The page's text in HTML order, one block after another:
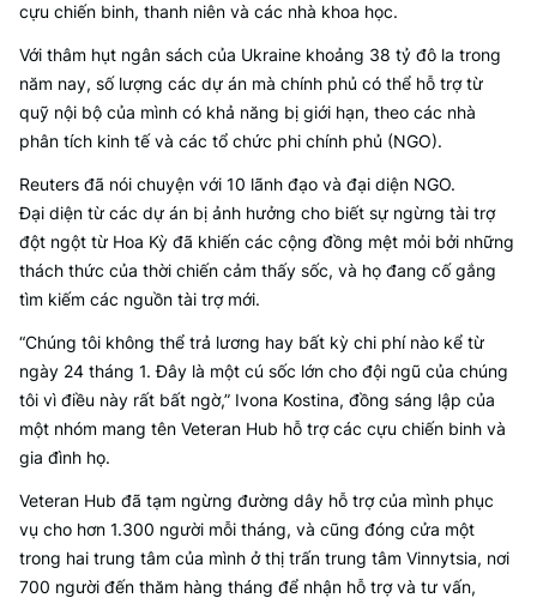
cựu chiến binh, thanh niên và các nhà khoa học.
Với thâm hụt ngân sách của Ukraine khoảng 38 tỷ đô la trong
năm nay, số lượng các dự án mà chính phủ có thể hỗ trợ từ
quỹ nội bộ của mình có khả năng bị giới hạn, theo các nhà
phân tích kinh tế và các tổ chức phi chính phủ (NGO).
Reuters đã nói chuyện với 10 lãnh đạo và đại diện NGO.
Đại diện từ các dự án bị ảnh hưởng cho biết sự ngừng tài trợ
đột ngột từ Hoa Kỳ đã khiến các cộng đồng mệt mỏi bởi những
thách thức của thời chiến cảm thấy sốc, và họ đang cố gắng
tìm kiếm các nguồn tài trợ mới.
“Chúng tôi không thể trả lương hay bất kỳ chi phí nào kể từ
ngày 24 tháng 1. Đây là một cú sốc lớn cho đội ngũ của chúng
tôi vì điều này rất bất ngờ,” Ivona Kostina, đồng sáng lập của
một nhóm mang tên Veteran Hub hỗ trợ các cựu chiến binh và
gia đình họ.
Veteran Hub đã tạm ngừng đường dây hỗ trợ của mình phục
vụ cho hơn 1.300 người mỗi tháng, và cũng đóng cửa một
trong hai trung tâm của mình ở thị trấn trung tâm Vinnytsia, nơi
700 người đến thăm hàng tháng để nhận hỗ trợ và tư vấn,